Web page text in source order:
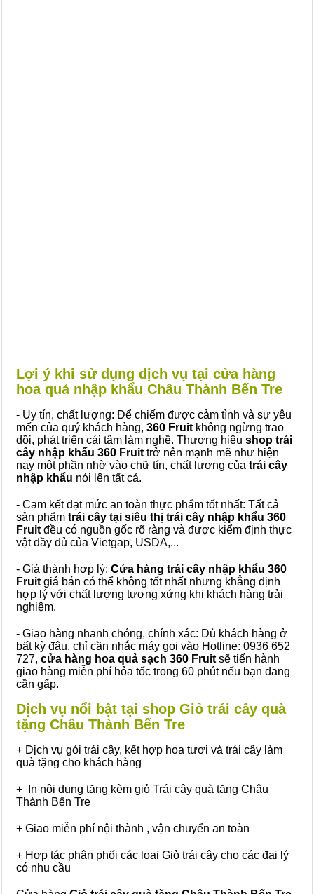
Lợi ý khi sử dụng dịch vụ tại cửa hàng
hoa quả nhập khẩu Châu Thành Bến Tre
- Uy tín, chất lượng: Để chiếm được cảm tình và sự yêu
mến của quý khách hàng, 360 Fruit không ngừng trao
dồi, phát triển cái tâm làm nghề. Thương hiệu shop trái
cây nhập khẩu 360 Fruit trở nên mạnh mẽ như hiện
nay một phần nhờ vào chữ tín, chất lượng của trái cây
nhập khẩu nói lên tất cả.
- Cam kết đạt mức an toàn thực phẩm tốt nhất: Tất cả
sản phẩm trái cây tại siêu thị trái cây nhập khẩu 360
Fruit đều có nguồn gốc rõ ràng và được kiểm định thực
vật đầy đủ của Vietgap, USDA,...
- Giá thành hợp lý: Cửa hàng trái cây nhập khẩu 360
Fruit giá bán có thể không tốt nhất nhưng khẳng định
hợp lý với chất lượng tương xứng khi khách hàng trải
nghiệm.
- Giao hàng nhanh chóng, chính xác: Dù khách hàng ở
bất kỳ đâu, chỉ cần nhắc máy gọi vào Hotline: 0936 652
727, cửa hàng hoa quả sạch 360 Fruit sẽ tiến hành
giao hàng miễn phí hỏa tốc trong 60 phút nếu bạn đang
cần gấp.
Dịch vụ nổi bật tại shop Giỏ trái cây quà
tặng Châu Thành Bến Tre
+ Dịch vụ gói trái cây, kết hợp hoa tươi và trái cây làm
quà tặng cho khách hàng
+ In nội dung tặng kèm giỏ Trái cây quà tặng Châu
Thành Bến Tre
+ Giao miễn phí nội thành , vận chuyển an toàn
+ Hợp tác phân phối các loại Giỏ trái cây cho các đại lý
có nhu cầu